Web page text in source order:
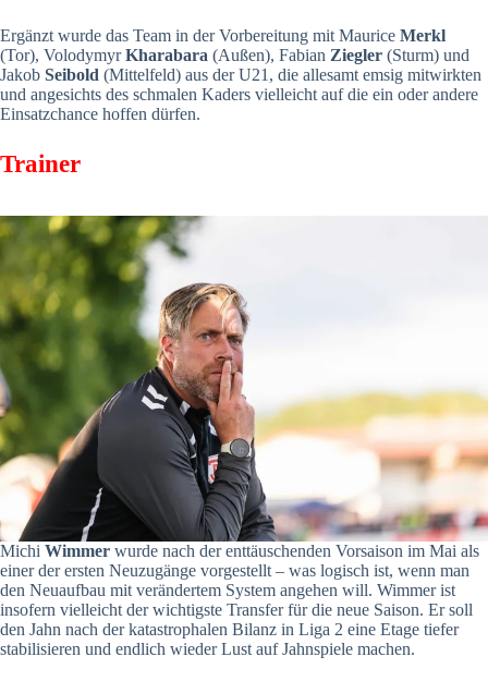
Ergänzt wurde das Team in der Vorbereitung mit Maurice Merkl
(Tor), VolodymyrKharabara (Außen), Fabian Ziegler (Sturm) und
Jakob Seibold (Mittelfeld) aus der U21, die allesamt emsig mitwirkten
und angesichts des schmalen Kaders vielleicht auf die ein oder andere
Einsatzchance hoffen dürfen.
Trainer
Michi Wimmer wurde nach der enttäuschenden Vorsaison im Mai als
einer der ersten Neuzugänge vorgestellt – was logisch ist, wenn man
den Neuaufbau mit verändertem System angehen will. Wimmer ist
insofern vielleicht der wichtigste Transfer für die neue Saison. Er soll
den Jahn nach der katastrophalen Bilanz in Liga 2 eine Etage tiefer
stabilisieren und endlich wieder Lust auf Jahnspiele machen.